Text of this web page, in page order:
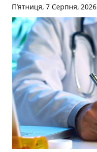
П’ятниця, 7 Серпня, 2026